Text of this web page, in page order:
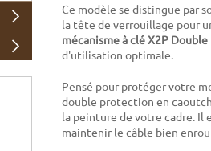
Ce modèle se distingue par
la tête de verrouillage pour
mécanisme à clé X2P
d'utilisation optimale.
Pensé pour protéger votre
double protection en
la peinture de votre cadre. Il
maintenir le câble bien